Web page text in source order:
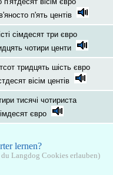
п'ять центів
сімдесят три євро
чотири центи
тридцять шість євро
вісім центів
тисячі чотириста
євро
lernen?
Langdog Cookies erlauben)